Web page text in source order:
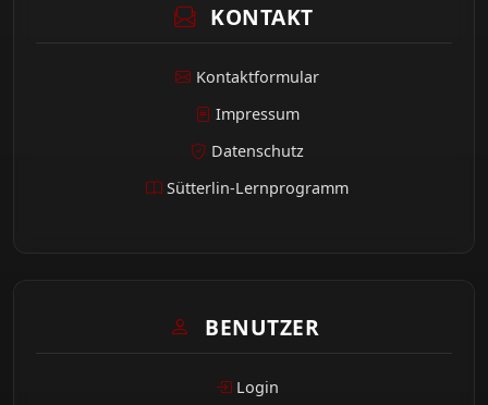
KONTAKT
Kontaktformular
Impressum
Datenschutz
Sütterlin-Lernprogramm
BENUTZER
Login